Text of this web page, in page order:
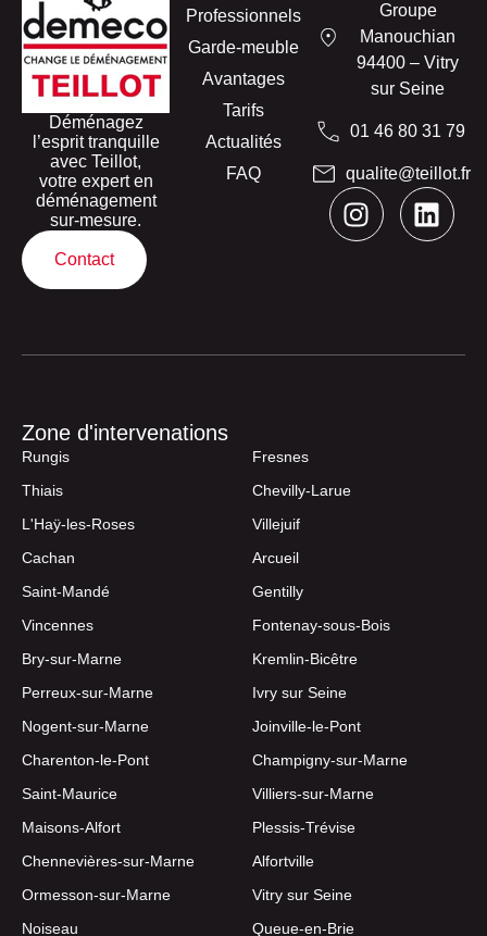
Déménagez
l’esprit tranquille
avec Teillot,
votre expert en
déménagement
sur-mesure.
Contact
Groupe
Manouchian
94400 – Vitry
sur Seine
01 46 80 31 79
qualite@teillot.fr
Professionnels
Garde-meuble
Avantages
Tarifs
Actualités
FAQ
Zone d'intervenations
Rungis
Fresnes
Thiais
Chevilly-Larue
L'Haÿ-les-Roses
Villejuif
Cachan
Arcueil
Saint-Mandé
Gentilly
Vincennes
Fontenay-sous-Bois
Bry-sur-Marne
Kremlin-Bicêtre
Perreux-sur-Marne
Ivry sur Seine
Nogent-sur-Marne
Joinville-le-Pont
Charenton-le-Pont
Champigny-sur-Marne
Saint-Maurice
Villiers-sur-Marne
Maisons-Alfort
Plessis-Trévise
Chennevières-sur-Marne
Alfortville
Ormesson-sur-Marne
Vitry sur Seine
Noiseau
Queue-en-Brie